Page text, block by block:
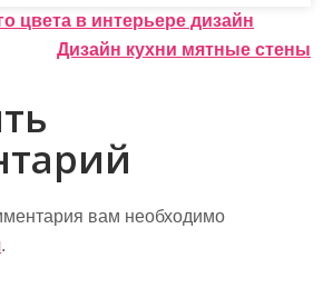
цвета в интерьере дизайн
Дизайн кухни мятные стены
вам необходимо
.